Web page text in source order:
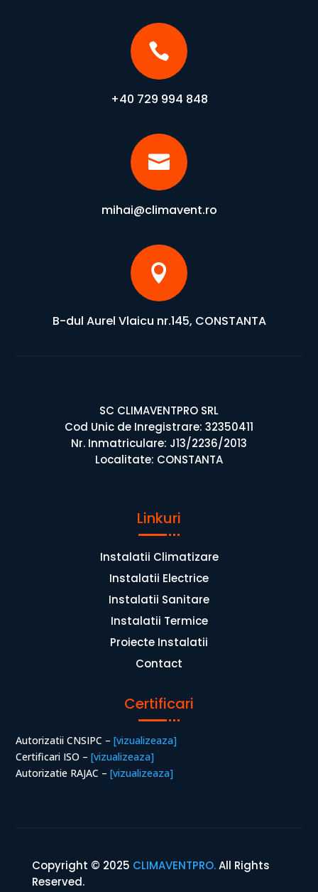

+40 729 994 848

mihai@climavent.ro

B-dul Aurel Vlaicu nr.145, CONSTANTA
SC CLIMAVENTPRO SRL
Cod Unic de Inregistrare: 32350411
Nr. Inmatriculare: J13/2236/2013
Localitate: CONSTANTA
Linkuri
Instalatii Climatizare
Instalatii Electrice
Instalatii Sanitare
Instalatii Termice
Proiecte Instalatii
Contact
Certificari
Autorizatii CNSIPC – [vizualizeaza]
Certificari ISO – [vizualizeaza]
Autorizatie RAJAC – [vizualizeaza]
Copyright © 2025 CLIMAVENTPRO.All Rights
Reserved.